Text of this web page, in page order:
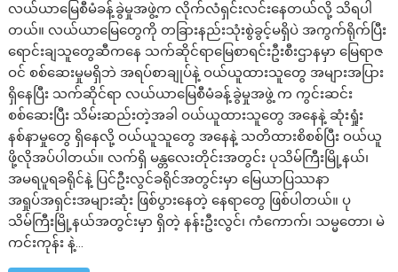
လယ်ယာမြေစီမံခန့်ခွဲမှုအဖွဲ့က လိုက်လံရှင်းလင်းနေတယ်လို့ သိရပါ
တယ်။ လယ်ယာမြေတွေကို တခြားနည်းသုံးစွဲခွင့်မရှိပဲ အကွက်ရိုက်ပြီး
ရောင်းချသူတွေဆီကနေ သက်ဆိုင်ရာမြေစာရင်းဦးစီးဌာနမှာ မြေရာဇ
ဝင် စစ်ဆေးမှုမရှိဘဲ အရပ်စာချုပ်နဲ့ ဝယ်ယူထားသူတွေ အများအပြား
ရှိနေပြီး သက်ဆိုင်ရာ လယ်ယာမြေစီမံခန့်ခွဲမှုအဖွဲ့ က ကွင်းဆင်း
စစ်ဆေးပြီး သိမ်းဆည်းတဲ့အခါ ဝယ်ယူထားသူတွေ အနေနဲ့ ဆုံးရှုံး
နစ်နာမှုတွေ ရှိနေလို့ ဝယ်ယူသူတွေ အနေနဲ့ သတိထားစိစစ်ပြီး ဝယ်ယူ
ဖို့လိုအပ်ပါတယ်။ လက်ရှိ မန္တလေးတိုင်းအတွင်း ပုသိမ်ကြီးမြို့နယ်၊
အမရပူရခရိုင်နဲ့ ပြင်ဦးလွင်ခရိုင်အတွင်းမှာ မြေယာပြဿနာ
အရှုပ်အရှင်းအများဆုံး ဖြစ်ပွားနေတဲ့ နေရာတွေ ဖြစ်ပါတယ်။ ပု
သိမ်ကြီးမြို့နယ်အတွင်းမှာ ရှိတဲ့ နန်းဦးလွင်၊ ကံကောက်၊ သမ္မတော၊ မဲ
ကင်းကုန်း နဲ့…